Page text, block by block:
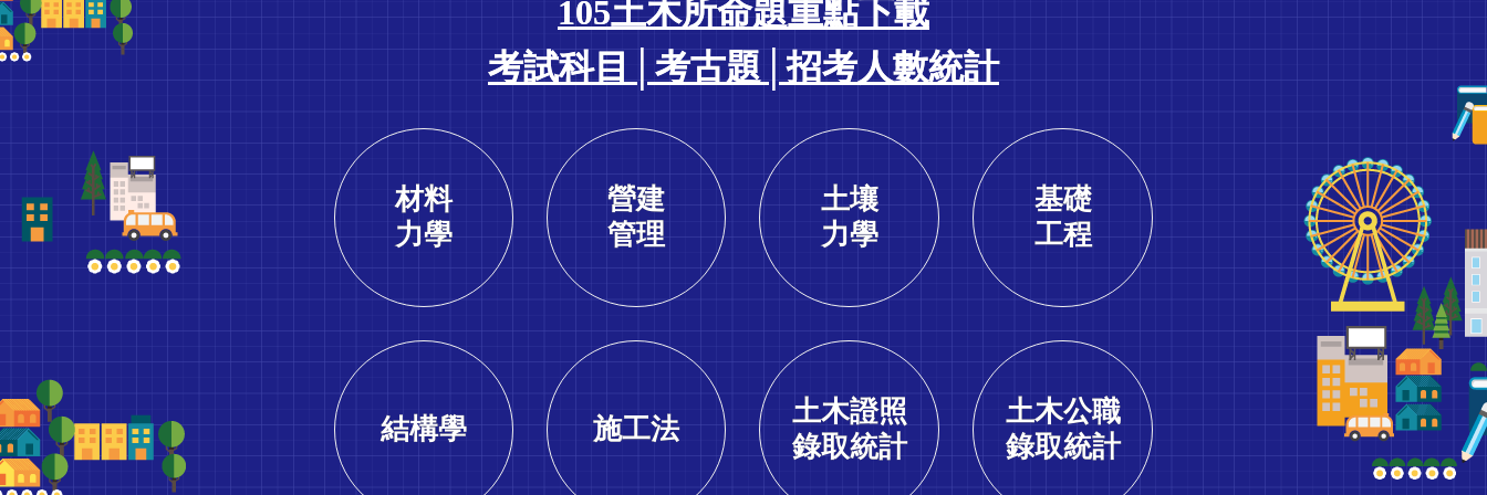
105土木所命題重點下載
考試科目│考古題│招考人數統計
材料
力學
營建
管理
土壤
力學
基礎
工程
結構學 施工法
土木證照
錄取統計
土木公職
錄取統計
聖
志
高
雄